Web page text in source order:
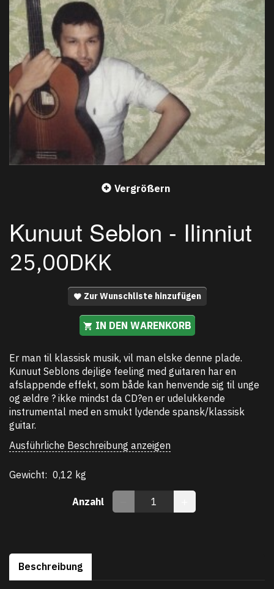
Vergrößern
Kunuut Seblon - Ilinniut
25,00DKK
Zur Wunschliste hinzufügen
IN DEN WARENKORB
Er man til klassisk musik, vil man elske denne plade.
Kunuut Seblons dejlige feeling med guitaren har en
afslappende effekt, som både kan henvende sig til unge
og ældre ? ikke mindst da CD?en er udelukkende
instrumental med en smukt lydende spansk/klassisk
guitar.
Ausführliche Beschreibung anzeigen
Gewicht: 0,12 kg
Anzahl
Beschreibung